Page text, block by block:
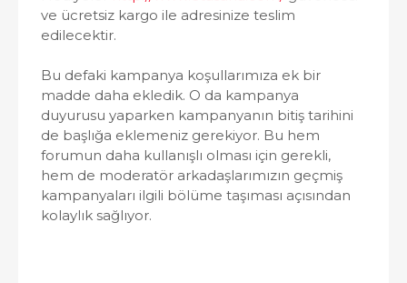
ve ücretsiz kargo ile adresinize teslim
edilecektir.
Bu defaki kampanya koşullarımıza ek bir
madde daha ekledik. O da kampanya
duyurusu yaparken kampanyanın bitiş tarihini
de başlığa eklemeniz gerekiyor. Bu hem
forumun daha kullanışlı olması için gerekli,
hem de moderatör arkadaşlarımızın geçmiş
kampanyaları ilgili bölüme taşıması açısından
kolaylık sağlıyor.